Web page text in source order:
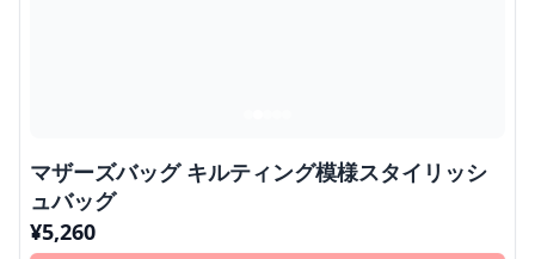
マザーズバッグ キルティング模様スタイリッシ
ュバッグ
¥5,260